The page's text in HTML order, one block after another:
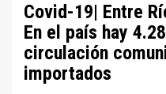
Covid-19| Entre
En el país hay
circulación
importados